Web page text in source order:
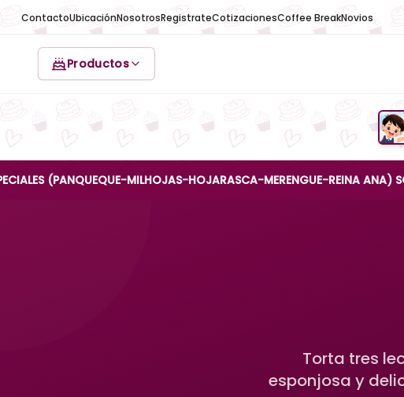
ContactoUbicaciónNosotrosRegistrateCotizacionesCoffee BreakNovios
Productos
(PANQUEQUE-MILHOJAS-HOJARASCA-MERENGUE-REINA ANA) SOLO
Torta tres
esponjosa y